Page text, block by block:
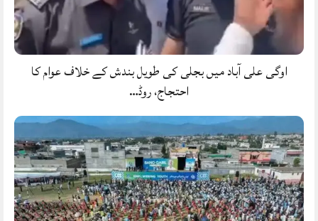
اوگی علی آباد میں بجلی کی طویل بندش کے خلاف عوام کا
احتجاج، روڈ…